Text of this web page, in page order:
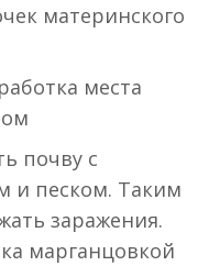
материнского
места
почву с
и песком. Таким
заражения.
марганцовкой